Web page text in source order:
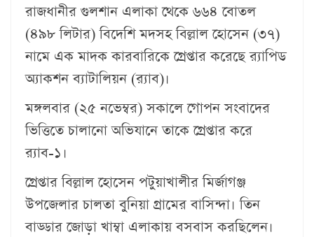
রাজধানীর গুলশান এলাকা থেকে ৬৬৪ বোতল
(৪৯৮ লিটার) বিদেশি মদসহ বিল্লাল হোসেন (৩৭)
নামে এক মাদক কারবারিকে গ্রেপ্তার করেছে র‌্যাপিড
অ্যাকশন ব্যাটালিয়ন (র‌্যাব)।
মঙ্গলবার (২৫ নভেম্বর) সকালে গোপন সংবাদের
ভিত্তিতে চালানো অভিযানে তাকে গ্রেপ্তার করে
র‌্যাব-১।
গ্রেপ্তার বিল্লাল হোসেন পটুয়াখালীর মির্জাগঞ্জ
উপজেলার চালতা বুনিয়া গ্রামের বাসিন্দা। তিন
বাড্ডার জোড়া খাম্বা এলাকায় বসবাস করছিলেন।